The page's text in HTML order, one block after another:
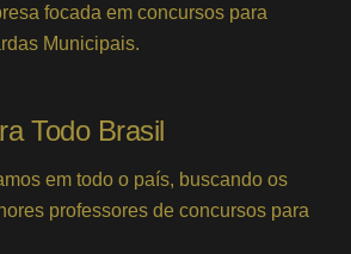
focada em concursos para
Municipais.
Todo Brasil
em todo o país, buscando os
professores de concursos para